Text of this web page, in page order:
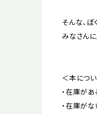
そんな、ぼ
みなさん
＜本につ
・在庫が
・在庫が